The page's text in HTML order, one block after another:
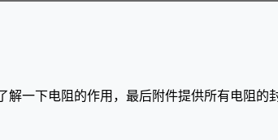
解一下电阻的作用，最后附件提供所有电阻的